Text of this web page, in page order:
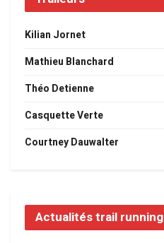
Kilian Jornet
Mathieu Blanchard
Théo Detienne
Casquette Verte
Courtney Dauwalter
Actualités trail running